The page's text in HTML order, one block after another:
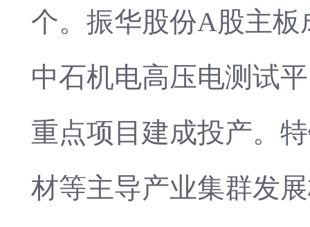
个。振华股份A股主
中石机电高压电测试
重点项目建成投产。
材等主导产业集群发